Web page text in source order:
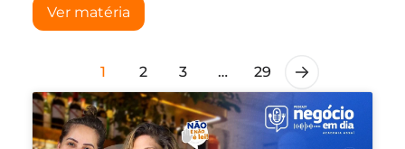
Ver matéria
1 2 3 … 29